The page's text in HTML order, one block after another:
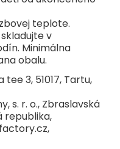
teplote.
v
Minimálna
obalu.
tee 3, 51017, Tartu,
s. r. o., Zbraslavská
republika,